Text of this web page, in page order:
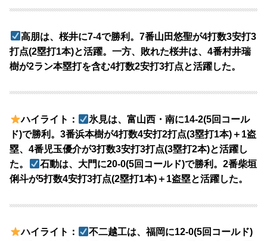
高朋は、桜井に7-4で勝利。7番山田悠聖が4打数3安打3
打点(2塁打1本)と活躍。一方、敗れた桜井は、4番村井瑞
樹が2ラン本塁打を含む4打数2安打3打点と活躍した。
ハイライト：
氷見は、富山西・南に14-2(5回コール
ド)で勝利。3番浜本樹が4打数4安打2打点(3塁打1本)＋1盗
塁、4番児玉優介が3打数3安打3打点(3塁打2本)と活躍し
た。
石動は、大門に20-0(5回コールド)で勝利。2番柴垣
俐斗が5打数4安打3打点(2塁打1本)＋1盗塁と活躍した。
ハイライト：
不二越工は、福岡に12-0(5回コールド)